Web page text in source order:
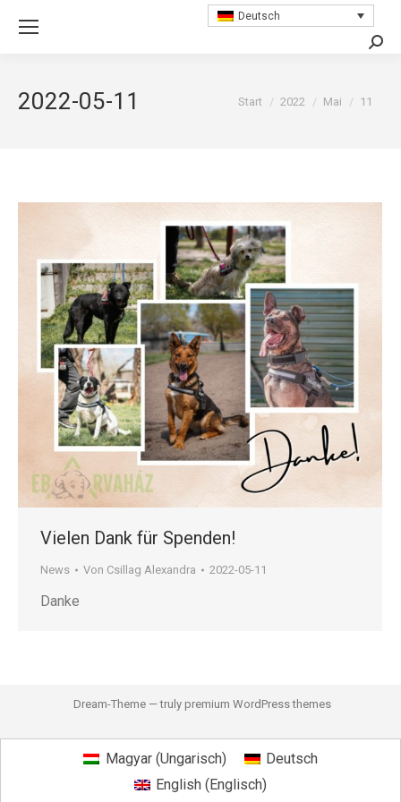
Deutsch
2022-05-11 Sie befinden sich hier:
Start 2022 Mai 11
Vielen Dank für Spenden!
News Von Csillag Alexandra 2022-05-11
Danke
Dream-Theme — truly premium WordPress themes
Magyar(Ungarisch)
Deutsch
English (Englisch)